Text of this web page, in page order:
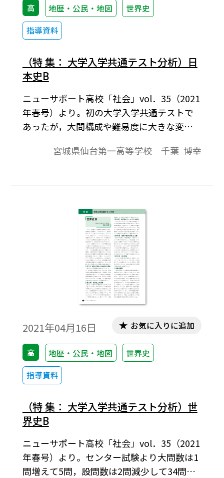
分の本試験と追試験の問題を分析して，予
備校などの模擬試験は作成され，さらに言
うまでもなく，受験の前に新科目の学習が
高 地歴・公民・地図
世界史
指導資料
（特 集： 大学入学共通テスト分析）日
本史B
ニューサポート高校「社会」vol．35（2021
年春号）より。初の大学入学共通テストで
あったが，大問構成や難易度に大きな変化
判断力を問うものに大きく舵が切られ，各
大問でもテーマ設定が明確化され，学習活
については，正文選択問題が大幅に減少
し，関連事項の組み合わせ問題が倍増し
た。また，小問数が32題に減少し，それに
伴って4点配点の設問が生じたことにも注意
宮城県仙台第一高等学校 千葉 博幸
2021年04月16日
高 地歴・公民・地図
世界史
指導資料
お気に入りに追加
（特 集： 大学入学共通テスト分析）世
界史B
ニューサポート高校「社会」vol．35（2021
年春号）より。センター試験より大問数は1
問増えて5問，設問数は2問減少して34問で